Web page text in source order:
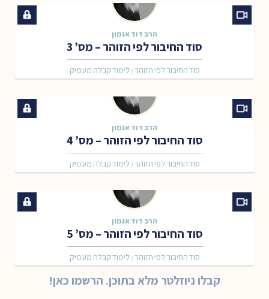
הרב דוד אגמון
סוד החיבור לפי הזוהר – מס’ 3
לימוד קבלה מעמיק / סוד החיבור לפי הזוהר
הרב דוד אגמון
סוד החיבור לפי הזוהר – מס’ 4
לימוד קבלה מעמיק / סוד החיבור לפי הזוהר
הרב דוד אגמון
סוד החיבור לפי הזוהר – מס’ 5
לימוד קבלה מעמיק / סוד החיבור לפי הזוהר
קבלו ניוזלטר מלא בתוכן. הרשמו כאן!